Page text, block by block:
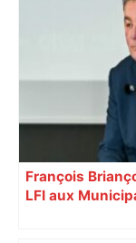
François
LFI aux